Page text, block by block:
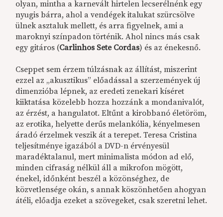
olyan, mintha a karnevált hirtelen lecserélnénk egy
nyugis bárra, ahol a vendégek italukat szürcsölve
ülnek asztaluk mellett, és arra figyelnek, ami a
maroknyi színpadon történik. Ahol nincs más csak
egy gitáros (Carlinhos Sete Cordas) és az énekesnő.
Cseppet sem érzem túlzásnak az állítást, miszerint
ezzel az „akusztikus” előadással a szerzemények új
dimenzióba lépnek, az eredeti zenekari kíséret
kiiktatása közelebb hozza hozzánk a mondanivalót,
az érzést, a hangulatot. Eltűnt a kirobbanó életöröm,
az erotika, helyette derűs melankólia, kényelmesen
áradó érzelmek veszik át a terepet. Teresa Cristina
teljesítménye igazából a DVD-n érvényesül
maradéktalanul, mert minimalista módon ad elő,
minden cifraság nélkül áll a mikrofon mögött,
énekel, időnként beszél a közönséghez, de
közvetlensége okán, s annak köszönhetően ahogyan
átéli, előadja ezeket a szövegeket, csak szeretni lehet.